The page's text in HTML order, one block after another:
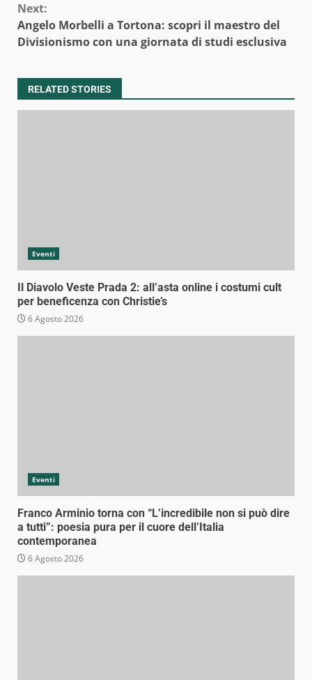
Next:
Angelo Morbelli a Tortona: scopri il maestro del
Divisionismo con una giornata di studi esclusiva
RELATED STORIES
Eventi
Il Diavolo Veste Prada 2: all’asta online i costumi cult
per beneficenza con Christie’s
6 Agosto 2026
Eventi
Franco Arminio torna con “L’incredibile non si può dire
a tutti”: poesia pura per il cuore dell’Italia
contemporanea
6 Agosto 2026